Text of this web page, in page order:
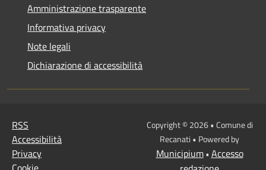
Amministrazione trasparente
Informativa privacy
Note legali
Dichiarazione di accessibilità
RSS
Accessibilità
Privacy
Copyright © 2026 • Comune di
Recanati • Powered by
Municipium• Accesso